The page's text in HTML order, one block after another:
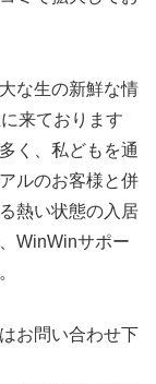
な生の新鮮な情
来ております
く、私どもを通
ルのお客様と併
熱い状態の入居
WinWinサポー
お問い合わせ下